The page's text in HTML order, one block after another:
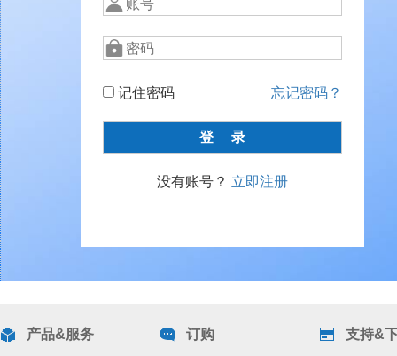
记住密码 忘记密码？
没有账号？ 立即注册
产品&服务
订购
支持&